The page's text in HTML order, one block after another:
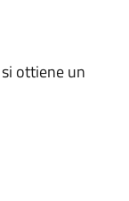
ottiene un